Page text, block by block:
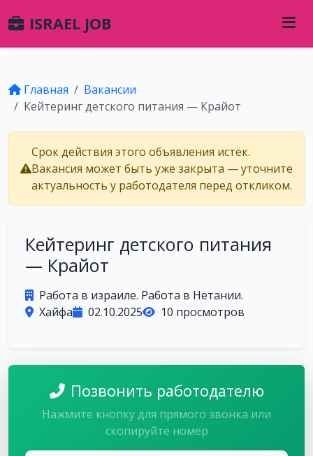
ISRAEL JOB
Главная
Вакансии
Кейтеринг детского питания — Крайот
Срок действия этого объявления истёк.
Вакансия может быть уже закрыта — уточните
актуальность у работодателя перед откликом.
Кейтеринг детского питания
— Крайот
Работа в израиле. Работа в Нетании.
Хайфа
02.10.2025 10 просмотров
Позвонить работодателю
Нажмите кнопку для прямого звонка или
скопируйте номер